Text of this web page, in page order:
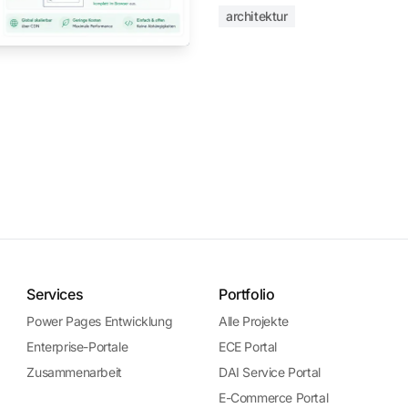
architektur
Services
Power Pages Entwicklung
Enterprise-Portale
Zusammenarbeit
Portfolio
Alle Projekte
ECE Portal
DAI Service Portal
E-Commerce Portal